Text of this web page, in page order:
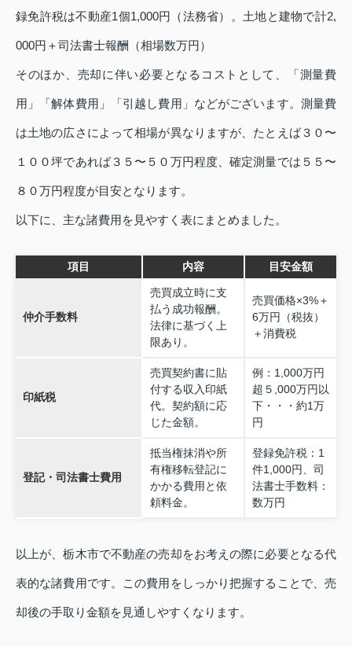
録免許税は不動産1個1,000円（法務省）。土地と建物で計2,
000円＋司法書士報酬（相場数万円）
そのほか、売却に伴い必要となるコストとして、「測量費
用」「解体費用」「引越し費用」などがございます。測量費
は土地の広さによって相場が異なりますが、たとえば３０〜
１００坪であれば３５〜５０万円程度、確定測量では５５〜
８０万円程度が目安となります。
以下に、主な諸費用を見やすく表にまとめました。
項目 内容 目安金額
仲介手数料
売買成立時に支
払う成功報酬。
法律に基づく上
限あり。
売買価格×3%＋
6万円（税抜）
＋消費税
印紙税
売買契約書に貼
付する収入印紙
代。契約額に応
じた金額。
例：1,000万円
超５,000万円以
下・・・約1万
円
登記・司法書士費用
抵当権抹消や所
有権移転登記に
かかる費用と依
頼料金。
登録免許税：1
件1,000円、司
法書士手数料：
数万円
以上が、栃木市で不動産の売却をお考えの際に必要となる代
表的な諸費用です。この費用をしっかり把握することで、売
却後の手取り金額を見通しやすくなります。